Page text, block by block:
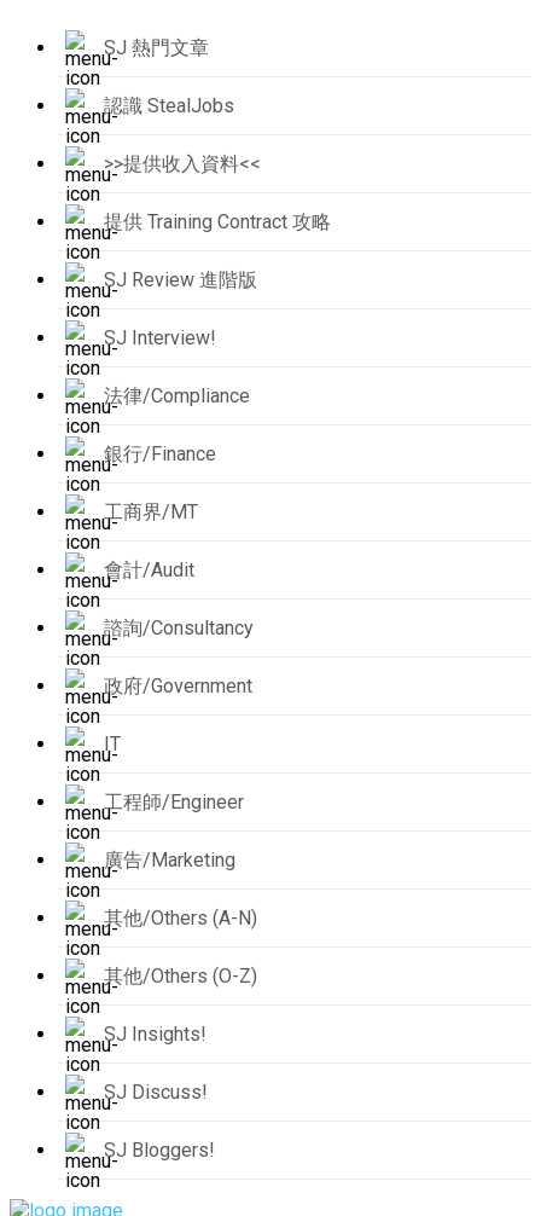
SJ 熱門文章
認識 StealJobs
>>提供收入資料<<
提供 Training Contract 攻略
SJ Review 進階版
SJ Interview!
法律/Compliance
銀行/Finance
工商界/MT
會計/Audit
諮詢/Consultancy
政府/Government
IT
工程師/Engineer
廣告/Marketing
其他/Others (A-N)
其他/Others (O-Z)
SJ Insights!
SJ Discuss!
SJ Bloggers!